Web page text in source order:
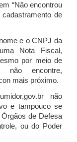
“Não encontrou
de
e o CNPJ da
Nota Fiscal,
por meio de
não encontre,
mais próximo.
não
e tampouco se
de Defesa
ou do Poder